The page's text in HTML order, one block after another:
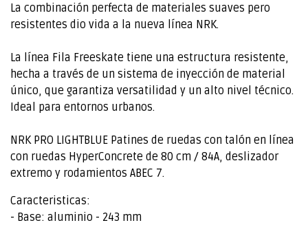
La combinación perfecta de materiales suaves pero
resistentes dio vida a la nueva línea NRK.
La línea Fila Freeskate tiene una estructura resistente,
hecha a través de un sistema de inyección de material
único, que garantiza versatilidad y un alto nivel técnico.
Ideal para entornos urbanos.
NRK PRO LIGHTBLUE Patines de ruedas con talón en línea
con ruedas HyperConcrete de 80 cm / 84A, deslizador
extremo y rodamientos ABEC 7.
Caracteristicas:
- Base: aluminio - 243 mm